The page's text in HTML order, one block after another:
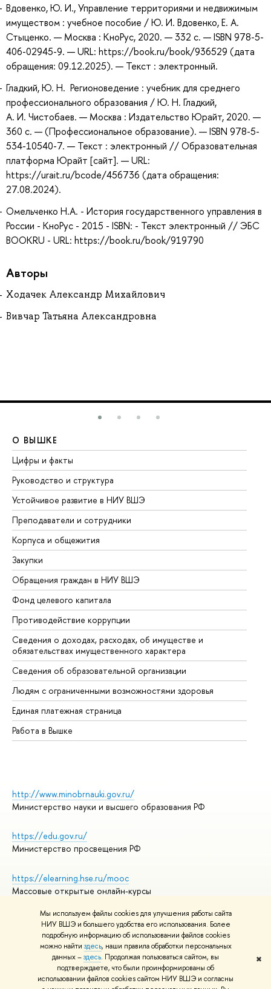
Мы используем файлы cookies для улучшения работы сайта
НИУ ВШЭ и большего удобства его использования. Более
подробную информацию об использовании файлов cookies
можно найти здесь, наши правила обработки персональных
данных –здесь. Продолжая пользоваться сайтом, вы
подтверждаете, что были проинформированы об
использовании файлов cookies сайтом НИУ ВШЭ и согласны
✖
Вдовенко, Ю. И., Управление территориями и недвижимым
имуществом : учебное пособие / Ю. И. Вдовенко, Е. А.
Стыценко. — Москва : КноРус, 2020. — 332 с. — ISBN 978-5-
406-02945-9. — URL: https://book.ru/book/936529 (дата
обращения: 09.12.2025). — Текст : электронный.
Гладкий, Ю. Н. Регионоведение : учебник для среднего
профессионального образования / Ю. Н. Гладкий,
А. И. Чистобаев. — Москва : Издательство Юрайт, 2020. —
360 с. — (Профессиональное образование). — ISBN 978-5-
534-10540-7. — Текст : электронный // Образовательная
платформа Юрайт [сайт]. — URL:
https://urait.ru/bcode/456736 (дата обращения:
27.08.2024).
Омельченко Н.А. - История государственного управления в
России - КноРус - 2015 - ISBN: - Текст электронный // ЭБС
BOOKRU - URL: https://book.ru/book/919790
Авторы
Ходачек Александр Михайлович
Вивчар Татьяна Александровна
О ВЫШКЕ
Цифры и факты
Руководство и структура
Устойчивое развитие в НИУ ВШЭ
Преподаватели и сотрудники
Корпуса и общежития
Закупки
Обращения граждан в НИУ ВШЭ
Фонд целевого капитала
Противодействие коррупции
Сведения о доходах, расходах, об имуществе и
обязательствах имущественного характера
Сведения об образовательной организации
Людям с ограниченными возможностями здоровья
Единая платежная страница
Работа в Вышке
http://www.minobrnauki.gov.ru/
Министерство науки и высшего образования РФ
https://edu.gov.ru/
Министерство просвещения РФ
https://elearning.hse.ru/mooc
Массовые открытые онлайн-курсы
© НИУ ВШЭ 1993–2026
Адреса и контакты
Условия использования материалов
Политика конфиденциальности
Правила применения рекомендательных технологий в НИУ ВШЭ